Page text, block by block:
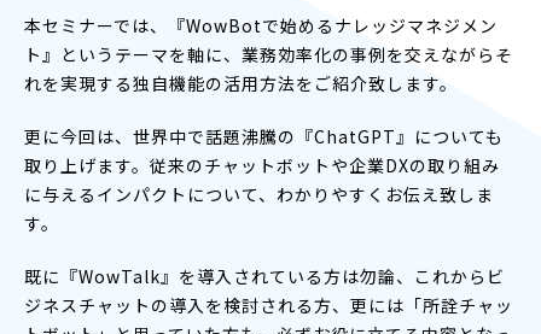
本セミナーでは、『WowBotで始めるナレッジマネジメン
ト』というテーマを軸に、業務効率化の事例を交えながらそ
れを実現する独自機能の活用方法をご紹介致します。
更に今回は、世界中で話題沸騰の『ChatGPT』についても
取り上げます。従来のチャットボットや企業DXの取り組み
に与えるインパクトについて、わかりやすくお伝え致しま
す。
既に『WowTalk』を導入されている方は勿論、これからビ
ジネスチャットの導入を検討される方、更には「所詮チャッ